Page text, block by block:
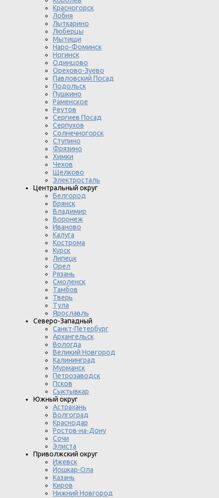
Красногорск
Лобня
Лыткарино
Люберцы
Мытищи
Наро-Фоминск
Ногинск
Одинцово
Орехово-Зуево
Павловский Посад
Подольск
Пушкино
Раменское
Реутов
Сергиев Посад
Серпухов
Солнечногорск
Ступино
Фрязино
Химки
Чехов
Щелково
Электросталь
Центральный округ
Белгород
Брянск
Владимир
Воронеж
Иваново
Калуга
Кострома
Курск
Липецк
Орел
Рязань
Смоленск
Тамбов
Тверь
Тула
Ярославль
Северо-Западный
Санкт-Петербург
Архангельск
Вологда
Великий Новгород
Калининград
Мурманск
Петрозаводск
Псков
Сыктывкар
Южный округ
Астрахань
Волгоград
Краснодар
Ростов-на-Дону
Сочи
Элиста
Приволжский округ
Ижевск
Йошкар-Ола
Казань
Киров
Нижний Новгород